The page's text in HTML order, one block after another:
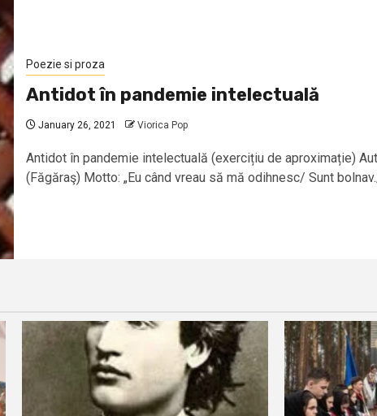
Poezie si proza
Antidot în pandemie intelectuală
January 26, 2021 Viorica Pop
Antidot în pandemie intelectuală (exercițiu de aproximație)
(Făgăraş) Motto: „Eu când vreau să mă odihnesc/ Sunt